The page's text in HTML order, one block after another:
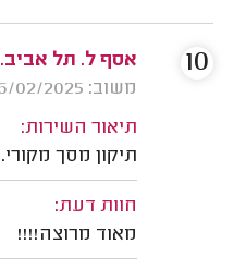
אסף ל. תל אביב.
משוב: 26/02/2025
תיאור השירות:
תיקון מסך מקורי.
חוות דעת:
מאוד מרוצה!!!!
10